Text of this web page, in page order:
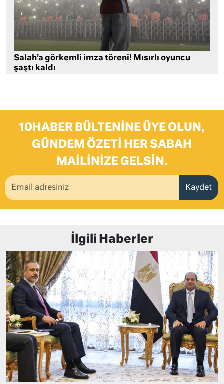
Salah’a görkemli imza töreni! Mısırlı oyuncu
şaştı kaldı
10HABER BÜLTENINE ÜYE OLUN,
GÜNDEM ÖZETI HER SABAH
MAILINIZE GELSIN.
Kaydet
İlgili Haberler